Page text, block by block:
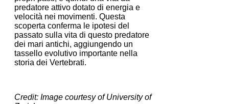
predatore attivo dotato di energia e
velocità nei movimenti. Questa
scoperta conferma le ipotesi del
passato sulla vita di questo predatore
dei mari antichi, aggiungendo un
tassello evolutivo importante nella
storia dei Vertebrati.
Credit: Image courtesy of University of